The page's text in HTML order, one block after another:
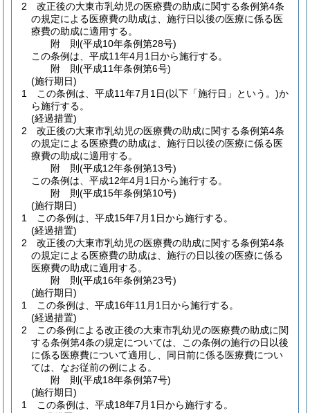
2
改正後の大東市乳幼児の医療費の助成に関する条例第4条
の規定による医療費の助成は、施行日以後の医療に係る医
療費の助成に適用する。
附 則(平成10年条例第28号)
この条例は、平成11年4月1日から施行する。
附 則(平成11年条例第6号)
(施行期日)
1
この条例は、平成11年7月1日(以下「施行日」という。)か
ら施行する。
(経過措置)
2
改正後の大東市乳幼児の医療費の助成に関する条例第4条
の規定による医療費の助成は、施行日以後の医療に係る医
療費の助成に適用する。
附 則(平成12年条例第13号)
この条例は、平成12年4月1日から施行する。
附 則(平成15年条例第10号)
(施行期日)
1
この条例は、平成15年7月1日から施行する。
(経過措置)
2
改正後の大東市乳幼児の医療費の助成に関する条例第4条
の規定による医療費の助成は、施行の日以後の医療に係る
医療費の助成に適用する。
附 則(平成16年条例第23号)
(施行期日)
1
この条例は、平成16年11月1日から施行する。
(経過措置)
2
この条例による改正後の大東市乳幼児の医療費の助成に関
する条例第4条の規定については、この条例の施行の日以後
に係る医療費について適用し、同日前に係る医療費につい
ては、なお従前の例による。
附 則(平成18年条例第7号)
(施行期日)
1
この条例は、平成18年7月1日から施行する。